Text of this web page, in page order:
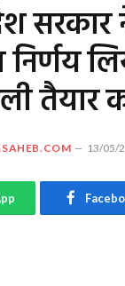
सरकार
तैयार
13/05/